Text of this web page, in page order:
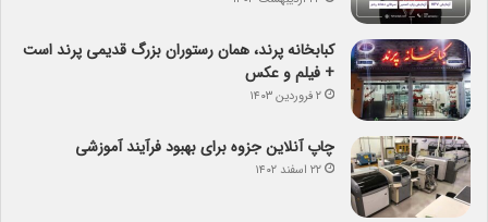
کبابخانه پرند، همان رستوران بزرگ قدیمی پرند است
+ فیلم و عکس
۲ فروردین ۱۴۰۳
چاپ آنلاین جزوه برای بهبود فرآیند آموزشی
۲۲ اسفند ۱۴۰۲